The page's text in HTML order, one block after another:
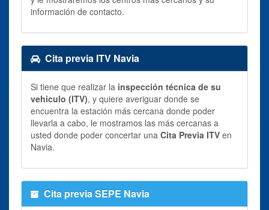
información de contacto.
Cita previa ITV Navia
Si tiene que realizar la inspección técnica de su
vehiculo (ITV), y quiere averiguar donde se
encuentra la estación más cercana donde poder
llevarla a cabo, le mostramos las más cercanas a
usted donde poder concertar una Cita Previa ITV en
Navia.
Cita previa SEPE Navia